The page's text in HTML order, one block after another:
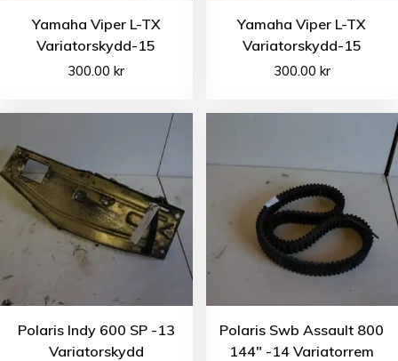
Yamaha Viper L-TX
Variatorskydd-15
300.00kr
Yamaha Viper L-TX
Variatorskydd-15
300.00 kr
Polaris Indy 600 SP -13
Variatorskydd
Polaris Swb Assault 800
144″ -14 Variatorrem